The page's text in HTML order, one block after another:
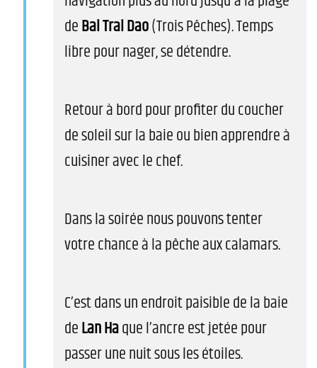
deBai Trai Dao(Trois Pêches). Temps
libre pour nager, se détendre.
Retour à bord pour profiter du coucher
de soleil sur la baie ou bien apprendre à
cuisiner avec le chef.
Dans la soirée nous pouvons tenter
votre chance à la pêche aux calamars.
C’est dans un endroit paisible de la baie
deLan Haque l’ancre est jetée pour
passer une nuit sous les étoiles.